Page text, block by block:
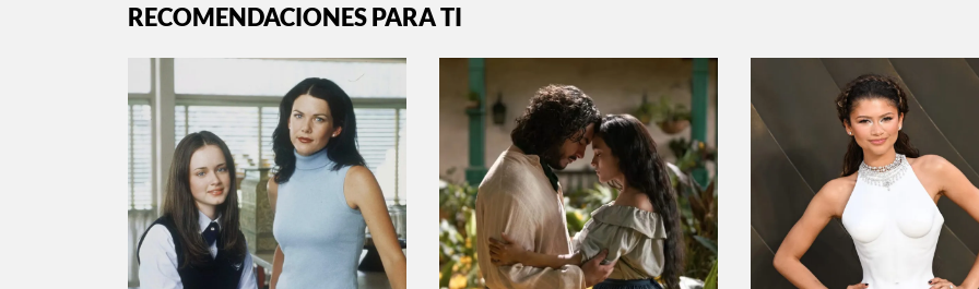
RECOMENDACIONES PARA TI